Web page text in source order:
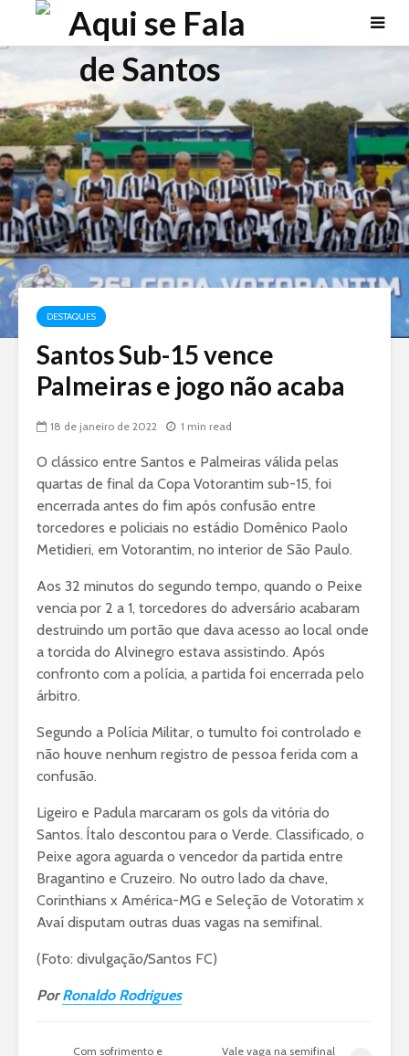
DESTAQUES
Santos Sub-15 vence
Palmeiras e jogo não acaba
18 de janeiro de 2022 1 min read
O clássico entre Santos e Palmeiras válida pelas
quartas de final da Copa Votorantim sub-15, foi
encerrada antes do fim após confusão entre
torcedores e policiais no estádio Domênico Paolo
Metidieri, em Votorantim, no interior de São Paulo.
Aos 32 minutos do segundo tempo, quando o Peixe
vencia por 2 a 1, torcedores do adversário acabaram
destruindo um portão que dava acesso ao local onde
a torcida do Alvinegro estava assistindo. Após
confronto com a polícia, a partida foi encerrada pelo
árbitro.
Segundo a Polícia Militar, o tumulto foi controlado e
não houve nenhum registro de pessoa ferida com a
confusão.
Ligeiro e Padula marcaram os gols da vitória do
Santos. Ítalo descontou para o Verde. Classificado, o
Peixe agora aguarda o vencedor da partida entre
Bragantino e Cruzeiro. No outro lado da chave,
Corinthians x América-MG e Seleção de Votoratim x
Avaí disputam outras duas vagas na semifinal.
(Foto: divulgação/Santos FC)
PorRonaldo Rodrigues
Com sofrimento e
Vale vaga na semifinal